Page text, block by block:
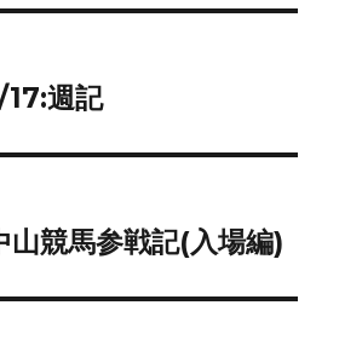
週記
競馬参戦記(入場編)